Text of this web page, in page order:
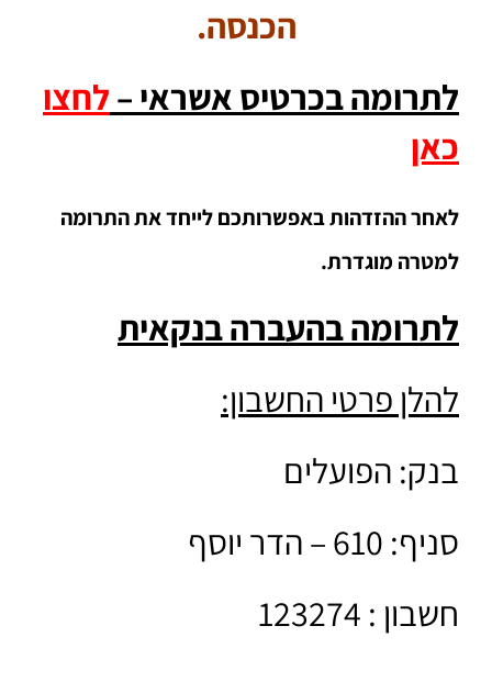
הכנסה.
לתרומה בכרטיס אשראי –לחצו
כאן
לאחר ההזדהות באפשרותכם לייחד את התרומה
למטרה מוגדרת.
לתרומה בהעברה בנקאית
להלן פרטי החשבון:
בנק: הפועלים
סניף: 610 – הדר יוסף
חשבון : 123274